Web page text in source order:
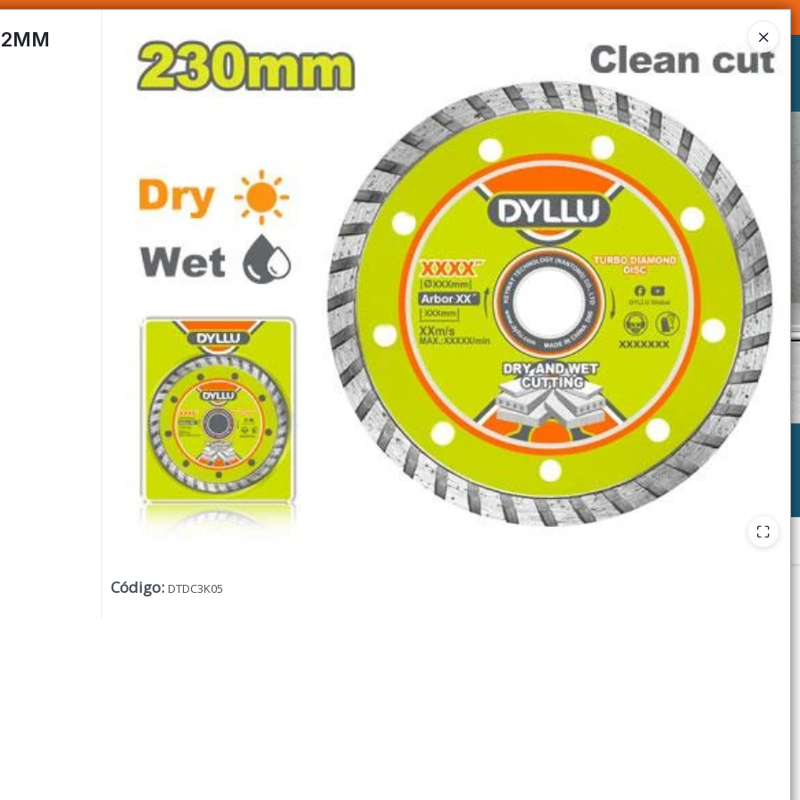
Código: DTDC3K05
Ingresar a la Tienda
CÓMO COMPRAR CONTACTO